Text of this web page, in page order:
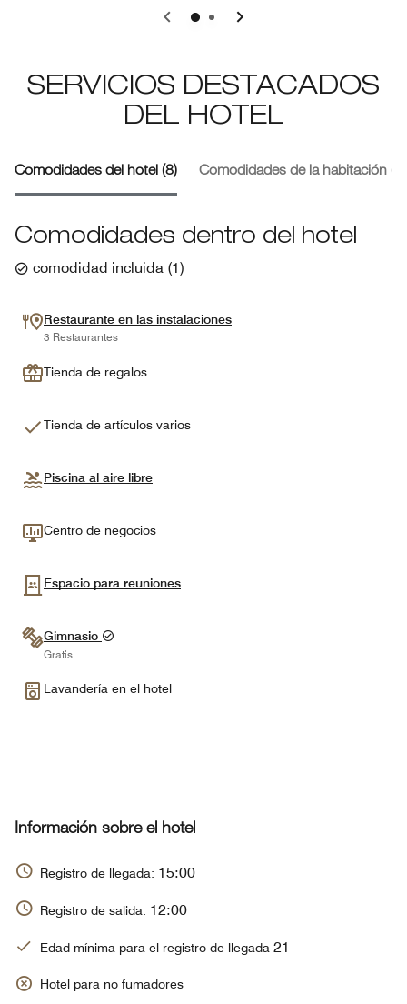
0 1
SERVICIOS DESTACADOS
DEL HOTEL
Comodidades del hotel (8) Comodidades de la habitación (3)
Comodidades dentro del hotel
comodidad incluida (1)
Restaurante en las instalaciones
3 Restaurantes
Tienda de regalos
Tienda de artículos varios
Piscina al aire libre
Centro de negocios
Espacio para reuniones
Gimnasio
Gratis
Lavandería en el hotel
Información sobre el hotel
Registro de llegada: 15:00
Registro de salida: 12:00
Edad mínima para el registro de llegada 21
Hotel para no fumadores